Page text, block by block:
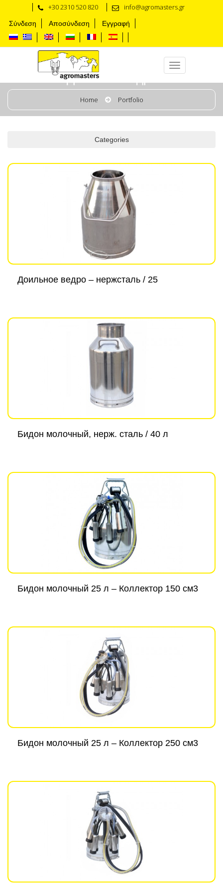
+30 2310 520 820 info@agromasters.gr
Σύνδεση Αποσύνδεση Εγγραφή
Доильное ведро
Home Portfolio
Categories
Доильное ведро – нержсталь / 25
Бидон молочный, нерж. сталь / 40 л
Бидон молочный 25 л – Коллектор 150 см3
Бидон молочный 25 л – Коллектор 250 см3